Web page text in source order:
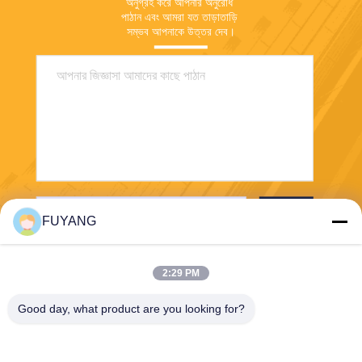
অনুগ্রহ করে আপনার অনুরোধ
পাঠান এবং আমরা যত তাড়াতাড়ি
সম্ভব আপনাকে উত্তর দেব।
FUYANG
2:29 PM
Good day, what product are you looking for?